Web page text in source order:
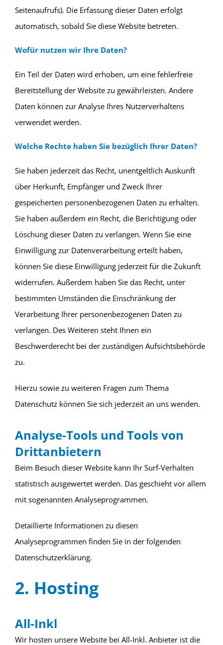
Seitenaufrufs). Die Erfassung dieser Daten erfolgt
automatisch, sobald Sie diese Website betreten.
Wofür nutzen wir Ihre Daten?
Ein Teil der Daten wird erhoben, um eine fehlerfreie
Bereitstellung der Website zu gewährleisten. Andere
Daten können zur Analyse Ihres Nutzerverhaltens
verwendet werden.
Welche Rechte haben Sie bezüglich Ihrer Daten?
Sie haben jederzeit das Recht, unentgeltlich Auskunft
über Herkunft, Empfänger und Zweck Ihrer
gespeicherten personenbezogenen Daten zu erhalten.
Sie haben außerdem ein Recht, die Berichtigung oder
Löschung dieser Daten zu verlangen. Wenn Sie eine
Einwilligung zur Datenverarbeitung erteilt haben,
können Sie diese Einwilligung jederzeit für die Zukunft
widerrufen. Außerdem haben Sie das Recht, unter
bestimmten Umständen die Einschränkung der
Verarbeitung Ihrer personenbezogenen Daten zu
verlangen. Des Weiteren steht Ihnen ein
Beschwerderecht bei der zuständigen Aufsichtsbehörde
zu.
Hierzu sowie zu weiteren Fragen zum Thema
Datenschutz können Sie sich jederzeit an uns wenden.
Analyse-Tools und Tools von
Dritt­anbietern
Beim Besuch dieser Website kann Ihr Surf-Verhalten
statistisch ausgewertet werden. Das geschieht vor allem
mit sogenannten Analyseprogrammen.
Detaillierte Informationen zu diesen
Analyseprogrammen finden Sie in der folgenden
Datenschutzerklärung.
2. Hosting
All-Inkl
Wir hosten unsere Website bei All-Inkl. Anbieter ist die